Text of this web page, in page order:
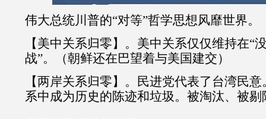
伟大总统川普的“对等”哲学思想风靡世界。
【美中关系归零】。美中关系仅仅维持在“
战”。（朝鲜还在巴望着与美国建交）
【两岸关系归零】。民进党代表了台湾民
系中成为历史的陈迹和垃圾。被淘汰、被剔